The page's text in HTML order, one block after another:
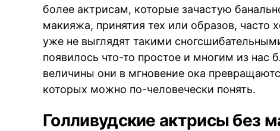
более актрисам, которые зачастую
макияжа, принятия тех или образов, часто
уже не выглядят такими
появилось что-то простое и многим из нас
величины они в мгновение ока
которых можно по-человечески понять.
Голливудские актрисы без